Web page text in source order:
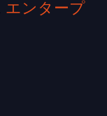
エンタープ